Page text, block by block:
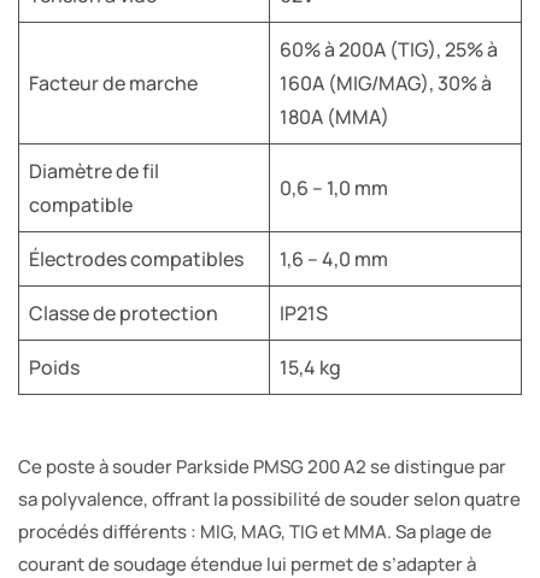
Facteur de marche
60% à 200A (TIG), 25% à
160A (MIG/MAG), 30% à
180A (MMA)
Diamètre de fil
compatible
0,6 – 1,0 mm
Électrodes compatibles 1,6 – 4,0 mm
Classe de protection IP21S
Poids 15,4 kg
Ce poste à souder Parkside PMSG 200 A2 se distingue par
sa polyvalence, offrant la possibilité de souder selon quatre
procédés différents : MIG, MAG, TIG et MMA. Sa plage de
courant de soudage étendue lui permet de s’adapter à